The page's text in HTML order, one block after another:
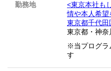
勤務地
<東京本社も
情や本人希
東京都千代田
東京都 ・ 神奈
※当プログラ
す